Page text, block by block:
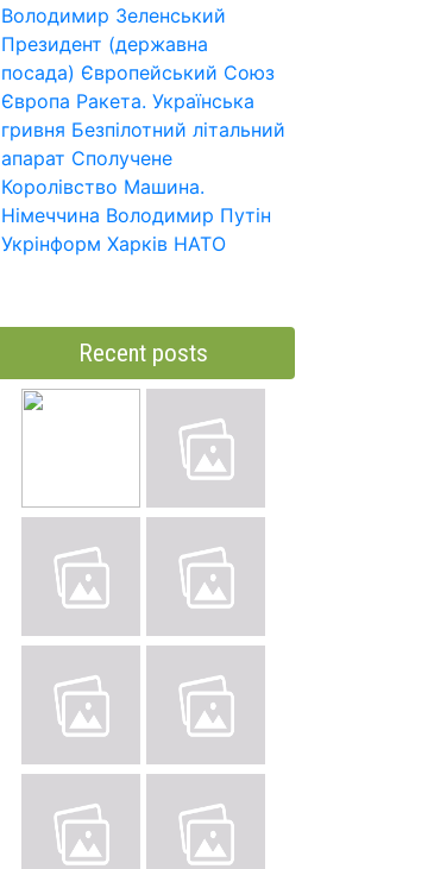
Володимир Зеленський
Президент (державна
посада) Європейський Союз
Європа Ракета. Українська
гривня Безпілотний літальний
апарат Сполучене
Королівство Машина.
Німеччина Володимир Путін
Укрінформ Харків НАТО
Recent posts